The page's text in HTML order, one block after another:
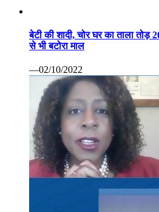
बेटी की शादी, चोर घर का ताला
से भी बटोरा माल
—02/10/2022